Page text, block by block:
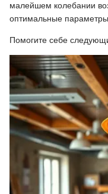
малейшем колебании
оптимальные
Помогите себе